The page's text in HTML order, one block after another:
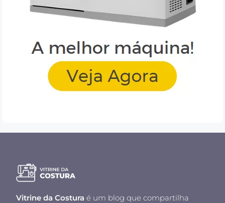
Vitrine da Costura é um blog que compartilha